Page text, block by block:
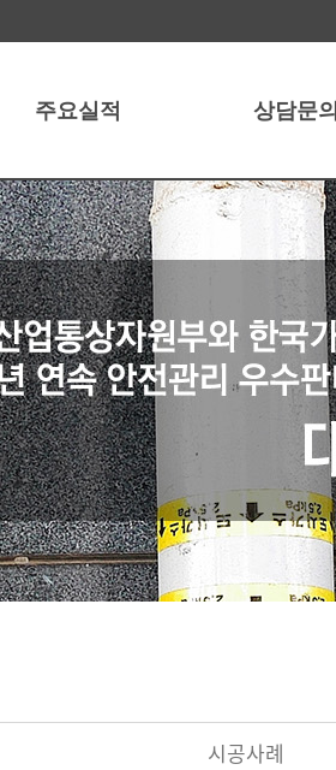
주요실적 상담문의
시공사례